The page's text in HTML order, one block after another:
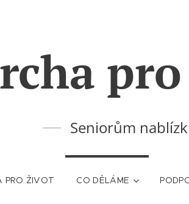
Seniorům
PRO ŽIVOT CO DĚLÁME